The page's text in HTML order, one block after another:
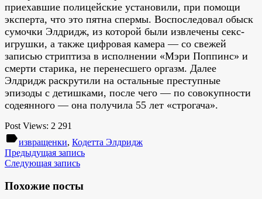
приехавшие полицейские установили, при помощи
эксперта, что это пятна спермы. Воспоследовал обыск
сумочки Элдридж, из которой были извлечены секс-
игрушки, а также цифровая камера — со свежей
записью стриптиза в исполнении «Мэри Поппинс» и
смерти старика, не перенесшего оргазм. Далее
Элдридж раскрутили на остальные преступные
эпизоды с детишками, после чего — по совокупности
содеянного — она получила 55 лет «строгача».
Post Views: 2 291
labelизвращенки, Кодетта Элдридж
Предыдущая запись
Следующая запись
Похожие посты